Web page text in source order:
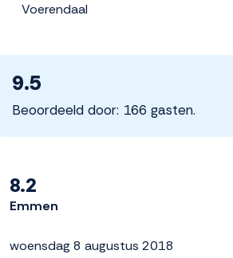
Voerendaal
9.5
Beoordeeld door: 166 gasten.
8.2
Emmen
woensdag 8 augustus 2018